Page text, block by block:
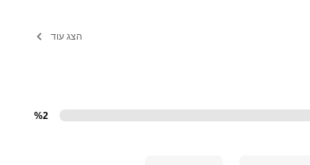
הצג עוד
%2